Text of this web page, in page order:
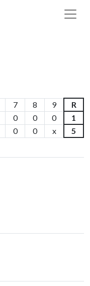
7 8 9
R
0 0 0
1
0 0 x 5